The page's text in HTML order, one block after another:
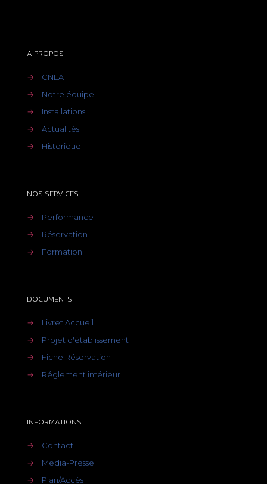
A PROPOS
→
CNEA
→
Notre équipe
→
Installations
→
Actualités
→
Historique
NOS SERVICES
→
Performance
→
Réservation
→
Formation
DOCUMENTS
→
Livret Accueil
→
Projet d'établissement
→
Fiche Réservation
→
Réglement intérieur
INFORMATIONS
→
Contact
→
Media-Presse
→
Plan/Accès